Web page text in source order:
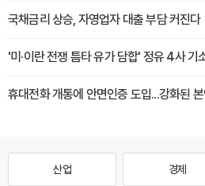
국채금리 상승, 자영업자 대출 부담 커진다
'미·이란 전쟁 틈타 유가 담합' 정유 4사
휴대전화 개통에 안면인증 도입...강화된
산업 경제